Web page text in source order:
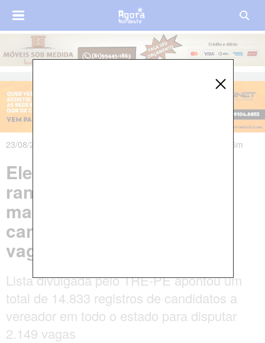
23/08/2024 às 16h12m - Atualizado em 23/08/2024 às 19h16m
Eleições 2024: Conheça o
ranking das cidades com
maior quantidade de
candidatos a vereador por
vaga em Pernambuco
Lista divulgada pelo TRE-PE apontou um
total de 14.833 registros de candidatos a
vereador em todo o estado para disputar
2.149 vagas